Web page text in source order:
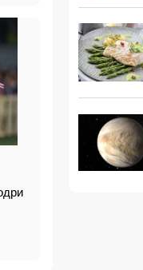
Прибыль
40%
20:00,
8 августа
18:48,
Микаил
18:18,